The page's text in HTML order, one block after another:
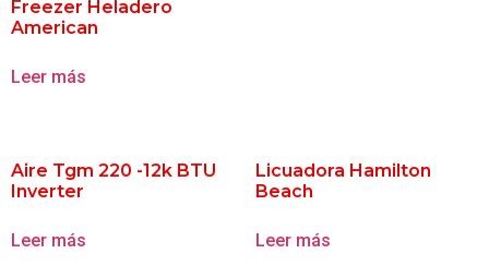
Freezer Heladero
American
Leer más
Aire Tgm 220 -12k BTU
Inverter
Leer más
Licuadora Hamilton
Beach
Leer más